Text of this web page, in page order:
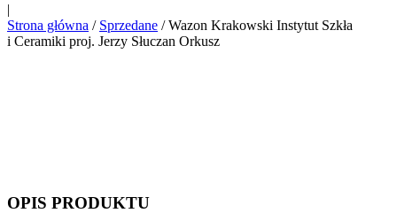
|
Strona główna / Sprzedane / Wazon Krakowski Instytut Szkła
i Ceramiki proj. Jerzy Słuczan Orkusz
OPIS PRODUKTU